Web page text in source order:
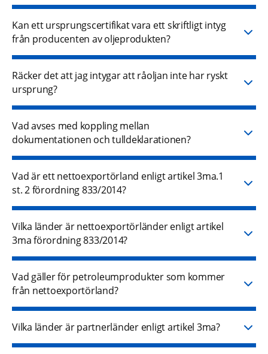
Kan ett ursprungscertifikat vara ett skriftligt intyg
från producenten av oljeprodukten?
Räcker det att jag intygar att råoljan inte har ryskt
ursprung?
Vad avses med koppling mellan
dokumentationen och tulldeklarationen?
Vad är ett nettoexportörland enligt artikel 3ma.1
st. 2 förordning 833/2014?
Vilka länder är nettoexportörländer enligt artikel
3ma förordning 833/2014?
Vad gäller för petroleumprodukter som kommer
från nettoexportörland?
Vilka länder är partnerländer enligt artikel 3ma?